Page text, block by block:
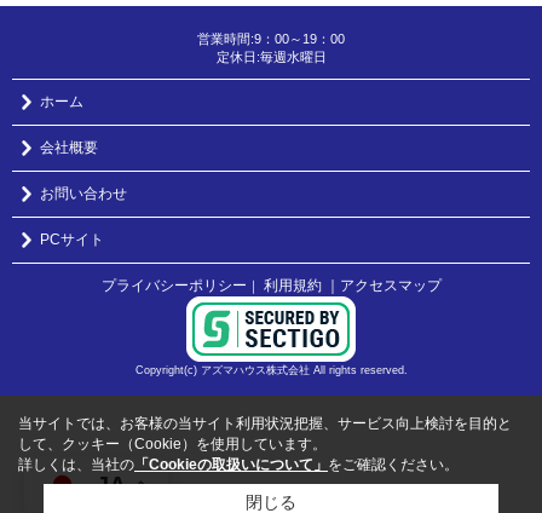
JA
営業時間:9：00～19：00
定休日:毎週水曜日
ホーム
会社概要
お問い合わせ
PCサイト
プライバシーポリシー ｜ 利用規約 ｜アクセスマップ
Copyright(c) アズマハウス株式会社 All rights reserved.
当サイトでは、お客様の当サイト利用状況把握、サービス向上検討を目的と
して、クッキー（Cookie）を使用しています。
詳しくは、当社の 「Cookieの取扱いについて」 をご確認ください。
閉じる